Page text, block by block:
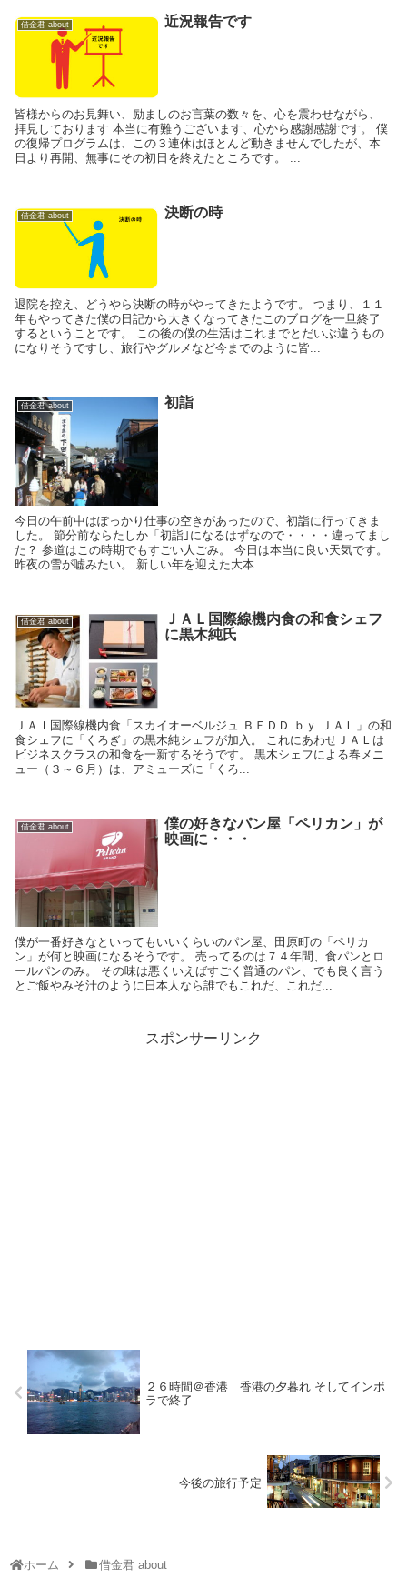
借金君 about 近況報告です
皆様からのお見舞い、励ましのお言葉の数々を、心を震わせながら、
拝見しております 本当に有難うございます、心から感謝感謝です。 僕
の復帰プログラムは、この３連休はほとんど動きませんでしたが、本
日より再開、無事にその初日を終えたところです。 ...
借金君 about 決断の時
退院を控え、どうやら決断の時がやってきたようです。 つまり、１１
年もやってきた僕の日記から大きくなってきたこのブログを一旦終了
するということです。 この後の僕の生活はこれまでとだいぶ違うもの
になりそうですし、旅行やグルメなど今までのように皆...
借金君 about 初詣
今日の午前中はぽっかり仕事の空きがあったので、初詣に行ってきま
した。 節分前ならたしか「初詣｣になるはずなので・・・・違ってまし
た？ 参道はこの時期でもすごい人ごみ。 今日は本当に良い天気です。
昨夜の雪が嘘みたい。 新しい年を迎えた大本...
借金君 about
ＪＡＬ国際線機内食の和食シェフ
に黒木純氏
ＪＡｌ国際線機内食「スカイオーベルジュ ＢＥＤＤ ｂｙ ＪＡＬ」の和
食シェフに「くろぎ」の黒木純シェフが加入。 これにあわせＪＡＬは
ビジネスクラスの和食を一新するそうです。 黒木シェフによる春メニ
ュー（３～６月）は、アミューズに「くろ...
借金君 about
僕の好きなパン屋「ペリカン」が
映画に・・・
僕が一番好きなといってもいいくらいのパン屋、田原町の「ペリカ
ン」が何と映画になるそうです。 売ってるのは７４年間、食パンとロ
ールパンのみ。 その味は悪くいえばすごく普通のパン、でも良く言う
とご飯やみそ汁のように日本人なら誰でもこれだ、これだ...
スポンサーリンク
２６時間＠香港 香港の夕暮れ そしてインボ
ラで終了
今後の旅行予定
ホーム 借金君 about